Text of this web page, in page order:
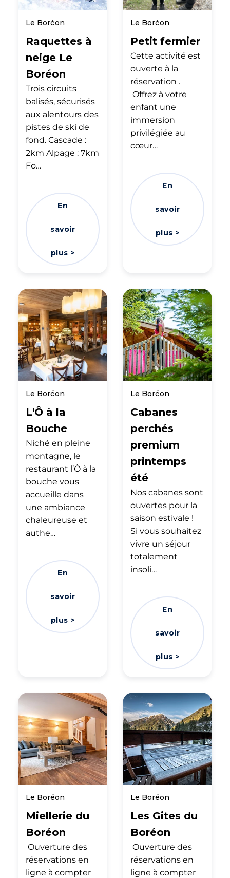
Le Boréon
Raquettes à
neige Le
Boréon
Trois circuits
balisés, sécurisés
aux alentours des
pistes de ski de
fond. Cascade :
2km Alpage : 7km
Fo…
En
savoir
plus >
Le Boréon
Petit fermier
Cette activité est
ouverte à la
réservation .
Offrez à votre
enfant une
immersion
privilégiée au
cœur…
En
savoir
plus >
Le Boréon
L'Ô à la
Bouche
Niché en pleine
montagne, le
restaurant l’Ô à la
bouche vous
accueille dans
une ambiance
chaleureuse et
authe…
En
savoir
plus >
Le Boréon
Cabanes
perchés
premium
printemps
été
Nos cabanes sont
ouvertes pour la
saison estivale !
Si vous souhaitez
vivre un séjour
totalement
insoli…
En
savoir
plus >
Le Boréon
Miellerie du
Boréon
Ouverture des
réservations en
ligne à compter
Le Boréon
Les Gites du
Boréon
Ouverture des
réservations en
ligne à compter